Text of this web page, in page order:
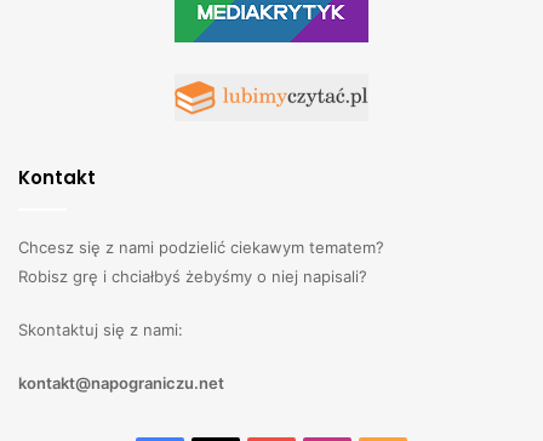
Kontakt
Chcesz się z nami podzielić ciekawym tematem?
Robisz grę i chciałbyś żebyśmy o niej napisali?
Skontaktuj się z nami:
kontakt@napograniczu.net